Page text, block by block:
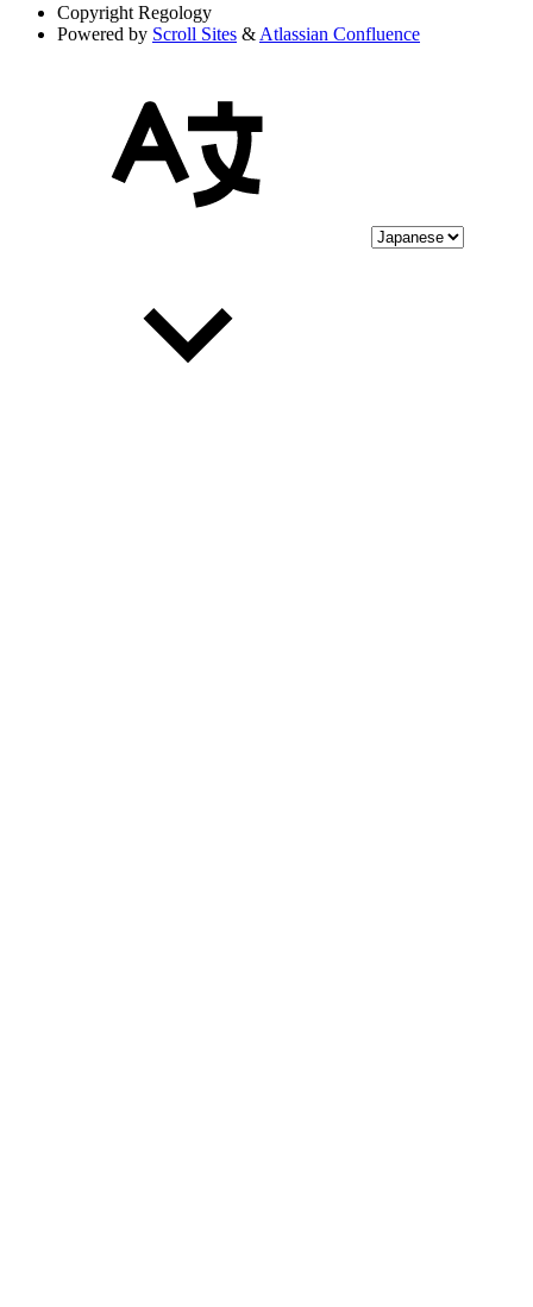
Copyright Regology
Powered by Scroll Sites & Atlassian Confluence